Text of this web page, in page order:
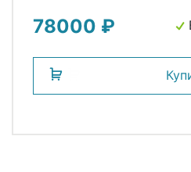
78000 ₽